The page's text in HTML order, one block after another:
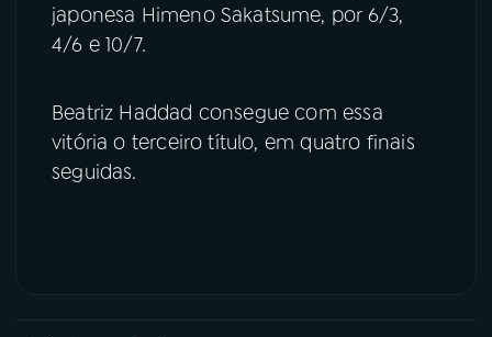
Instagram X
japonesa Himeno Sakatsume, por 6/3,
4/6 e 10/7.
Beatriz Haddad consegue com essa
vitória o terceiro título, em quatro finais
seguidas.